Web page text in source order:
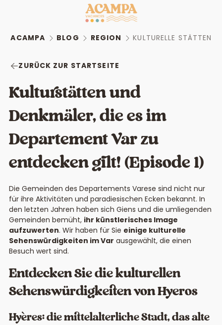
ACAMPA BLOG REGION KULTURELLE STÄTTEN
ZURÜCK ZUR STARTSEITE
Kulturstätten und
Denkmäler, die es im
Departement Var zu
entdecken gilt! (Episode 1)
Die Gemeinden des Departements Varese sind nicht nur
für ihre Aktivitäten und paradiesischen Ecken bekannt. In
den letzten Jahren haben sich Giens und die umliegenden
Gemeinden bemüht, ihr künstlerisches Image
aufzuwerten. Wir haben für Sie einige kulturelle
Sehenswürdigkeiten im Var ausgewählt, die einen
Besuch wert sind.
Entdecken Sie die kulturellen
Sehenswürdigkeiten von Hyeros
Hyères: die mittelalterliche Stadt, das alte